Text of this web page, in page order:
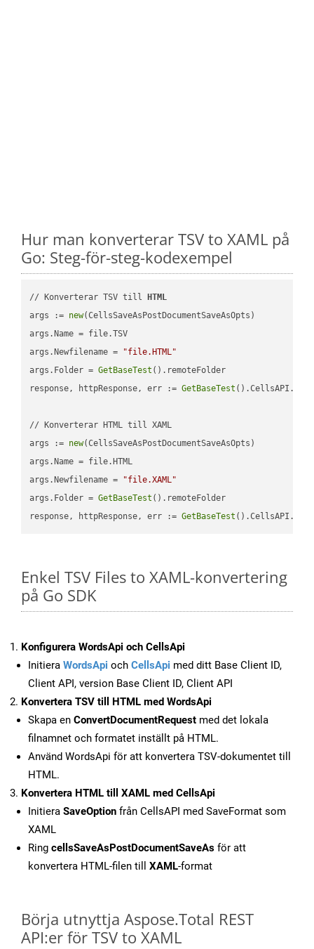
Hur man konverterar TSV to XAML på
Go: Steg-för-steg-kodexempel
// Konverterar TSV till
HTML
args := new(CellsSaveAsPostDocumentSaveAsOpts)
args.Name = file.TSV
args.Newfilename =
"file.HTML"
args.Folder = GetBaseTest ().remoteFolder
response, httpResponse, err := GetBaseTest ().CellsAPI.
// Konverterar HTML till XAML
args := new(CellsSaveAsPostDocumentSaveAsOpts)
args.Name = file.HTML
args.Newfilename =
"file.XAML"
args.Folder = GetBaseTest ().remoteFolder
response, httpResponse, err := GetBaseTest ().CellsAPI.
Enkel TSV Files to XAML-konvertering
på Go SDK
Konfigurera WordsApi och CellsApi
Initiera WordsApi och CellsApi med ditt Base Client ID,
Client API, version Base Client ID, Client API
Konvertera TSV till HTML med WordsApi
Skapa en ConvertDocumentRequest med det lokala
filnamnet och formatet inställt på HTML.
Använd WordsApi för att konvertera TSV-dokumentet till
HTML.
Konvertera HTML till XAML med CellsApi
Initiera SaveOption från CellsAPI med SaveFormat som
XAML
Ring cellsSaveAsPostDocumentSaveAs för att
konvertera HTML-filen till XAML-format
Börja utnyttja Aspose.Total REST
API:er för TSV to XAML